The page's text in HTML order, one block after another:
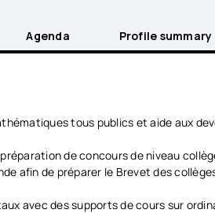
Agenda Profile summary
tous publics et aide aux
de concours de niveau
afin de préparer le Brevet des
avec des supports de cours sur